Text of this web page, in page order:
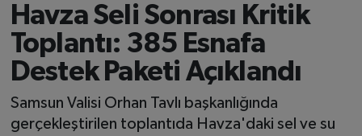
Havza Seli Sonrası Kritik
Toplantı: 385 Esnafa
Destek Paketi Açıklandı
Samsun Valisi Orhan Tavlı başkanlığında
gerçekleştirilen toplantıda Havza'daki sel ve su
SAMSUN HABER
SAMSUNSPOR
SAĞLIK
Süper Lig Puan Durumu ve Fikstür
Tüm Manşetler
Son Dakika Haberleri